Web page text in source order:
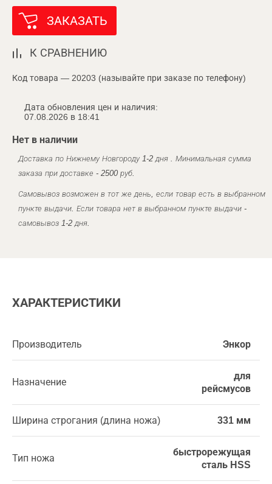
ЗАКАЗАТЬ
К СРАВНЕНИЮ
Код товара — 20203 (называйте при заказе по телефону)
Дата обновления цен и наличия:
07.08.2026 в 18:41
Нет в наличии
Доставка по Нижнему Новгороду 1-2 дня . Минимальная сумма
заказа при доставке - 2500 руб.
Самовывоз возможен в тот же день, если товар есть в выбранном
пункте выдачи. Если товара нет в выбранном пункте выдачи -
самовывоз 1-2 дня.
ХАРАКТЕРИСТИКИ
Производитель Энкор
Назначение
для
рейсмусов
Ширина строгания (длина ножа) 331 мм
Тип ножа
быстрорежущая
сталь HSS